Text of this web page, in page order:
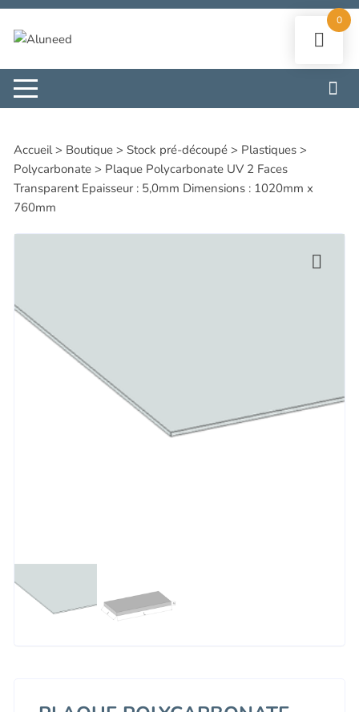
Aller
contenu
Accueil> Boutique >Stock pré-découpé > Plastiques >
Polycarbonate > Plaque Polycarbonate UV 2 Faces
Transparent Epaisseur : 5,0mm Dimensions : 1020mm x
760mm
0